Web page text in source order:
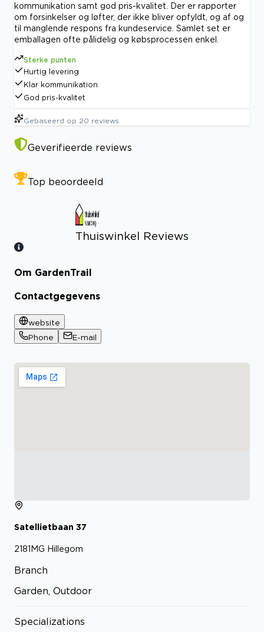
kommunikation samt god pris-kvalitet. Der er rapporter
om forsinkelser og løfter, der ikke bliver opfyldt, og af og
til manglende respons fra kundeservice. Samlet set er
emballagen ofte pålidelig og købsprocessen enkel.
Sterke punten
Hurtig levering
Klar kommunikation
God pris-kvalitet
Gebaseerd op 20 reviews
Geverifieerde reviews
Top beoordeeld
Thuiswinkel Reviews
Bekijk certificaat
Om GardenTrail
Contactgegevens
website
Phone
E-mail
Satellietbaan 37
2181MG Hillegom
Branch
Garden, Outdoor
Specializations